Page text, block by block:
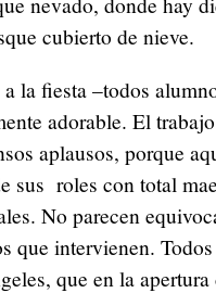
cubierto de nieve.
la fiesta –todos
adorable. El
aplausos, porque
sus roles con total
No parecen
que intervienen.
que en la